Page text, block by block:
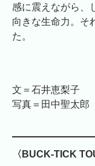
感に震えながら、
向きな生命力。そ
た。
文＝石井恵梨子
写真＝田中聖太郎
〈BUCK-TICK